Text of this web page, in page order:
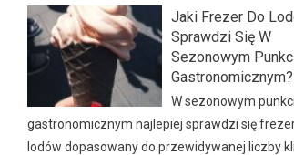
Jaki Frezer Do
Sprawdzi Się W
Sezonowym
Gastronomicznym?
W sezonowym
gastronomicznym najlepiej sprawdzi się
lodów dopasowany do przewidywanej liczby